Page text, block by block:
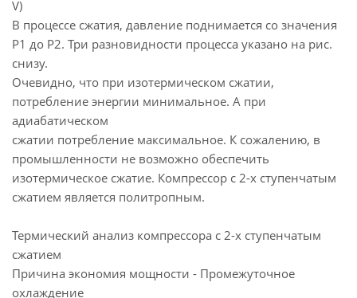
V)
В процессе сжатия, давление поднимается со значения
P1 до P2. Три разновидности процесса указано на рис.
снизу.
Очевидно, что при изотермическом сжатии,
потребление энергии минимальное. А при
адиабатическом
сжатии потребление максимальное. К сожалению, в
промышленности не возможно обеспечить
изотермическое сжатие. Компрессор с 2-х ступенчатым
сжатием является политропным.
Термический анализ компрессора с 2-х ступенчатым
сжатием
Причина экономия мощности - Промежуточное
охлаждение